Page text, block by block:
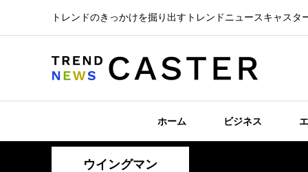
トレンドのきっかけを掘り出すトレンドニュースキャスタ
ホーム ビジネス
ウイングマン